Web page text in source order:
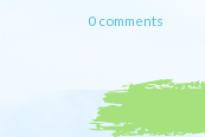
0 comments